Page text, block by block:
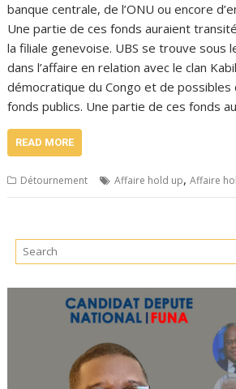
banque centrale, de l’ONU ou encore
Une partie de ces fonds auraient
la filiale genevoise. UBS se trouve sous
dans l’affaire en relation avec le clan
démocratique du Congo et de
fonds publics. Une partie de ces fonds
READ MORE
Détournement Affaire hold up,Affaire